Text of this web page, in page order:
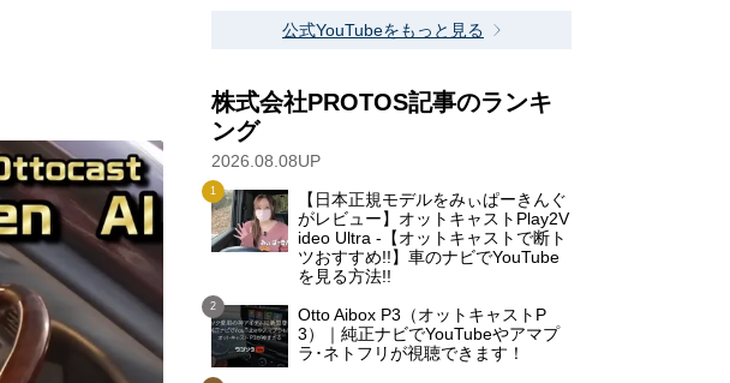
公式YouTubeをもっと見る
株式会社PROTOS記事のランキ
ング
2026.08.08UP
【日本正規モデルをみぃぱーきんぐ
がレビュー】オットキャストPlay2V
ideo Ultra -【オットキャストで断ト
ツおすすめ!!】車のナビでYouTube
を見る方法!!
Otto Aibox P3（オットキャストP
3）｜純正ナビでYouTubeやアマプ
ラ･ネトフリが視聴できます！